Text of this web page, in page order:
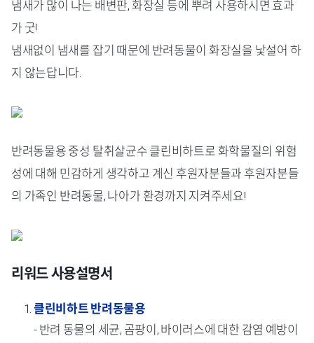
냄새가 많이 나는 배변판, 화장실 등에 뿌려 사용하시면 효과
가 굿!
냄새없이 냄새를 잡기 때문에 반려동물이 화장실을 낯설어 하
지 않는답니다.
반려동물용 중성 탈취살균수 클린비하트로 화학물질의 위험
성에 대해 민감하게 생각하고 계신 후원자분들과 후원자분들
의 가족인 반려동물, 나아가 환경까지 지켜주세요!
리워드 사용설명서
클린비하트 반려동물용
- 반려 동물의 세균, 곰팡이, 바이러스에 대한 감염 예방이